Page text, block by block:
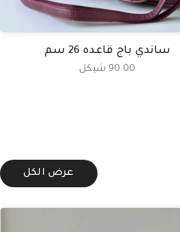
ساندي باج قاعده 26 سم
90.00 شيكل
عرض الكل